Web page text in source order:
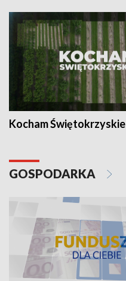
Kocham Świętokrzyskie
GOSPODARKA